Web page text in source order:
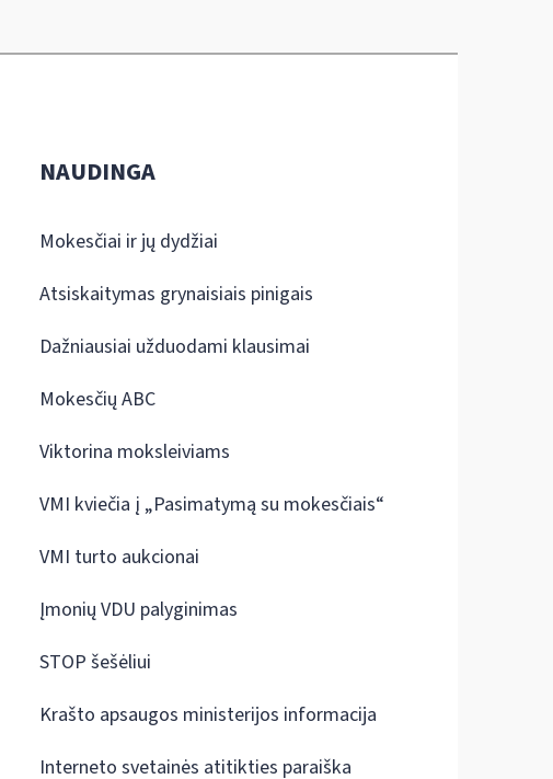
NAUDINGA
Mokesčiai ir jų dydžiai
Atsiskaitymas grynaisiais pinigais
Dažniausiai užduodami klausimai
Mokesčių ABC
Viktorina moksleiviams
VMI kviečia į „Pasimatymą su mokesčiais“
VMI turto aukcionai
Įmonių VDU palyginimas
STOP šešėliui
Krašto apsaugos ministerijos informacija
Interneto svetainės atitikties paraiška